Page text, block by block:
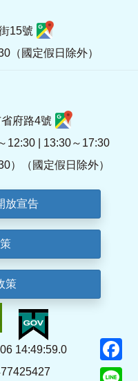
15號
（國定假日除外）
府路4號
12:30 | 13:30～17:30
）（國定假日除外）
放宣告
策
14:49:59.0